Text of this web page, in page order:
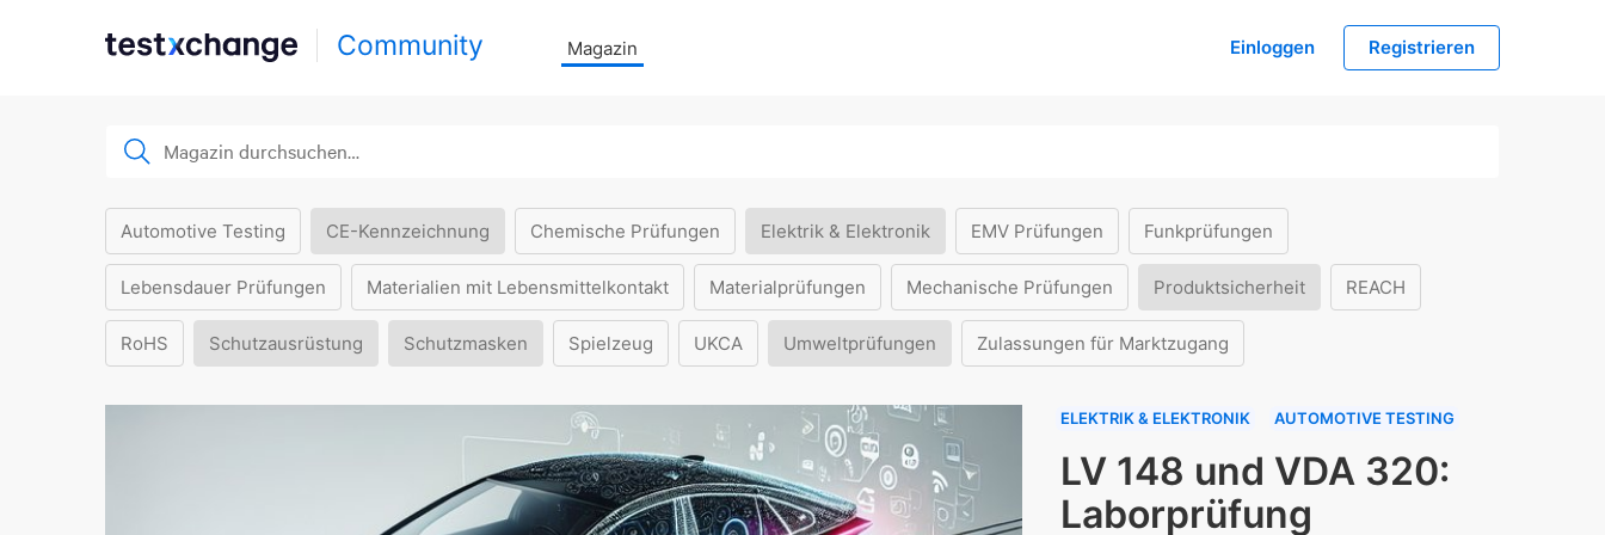
Community Magazin Einloggen Registrieren
Automotive Testing CE-Kennzeichnung Chemische Prüfungen Elektrik & Elektronik EMV Prüfungen Funkprüfungen
Lebensdauer Prüfungen Materialien mit Lebensmittelkontakt Materialprüfungen Mechanische Prüfungen Produktsicherheit REACH
RoHS Schutzausrüstung Schutzmasken Spielzeug UKCA Umweltprüfungen Zulassungen für Marktzugang
ELEKTRIK & ELEKTRONIK AUTOMOTIVE TESTING
LV 148 und VDA 320:
Laborprüfung